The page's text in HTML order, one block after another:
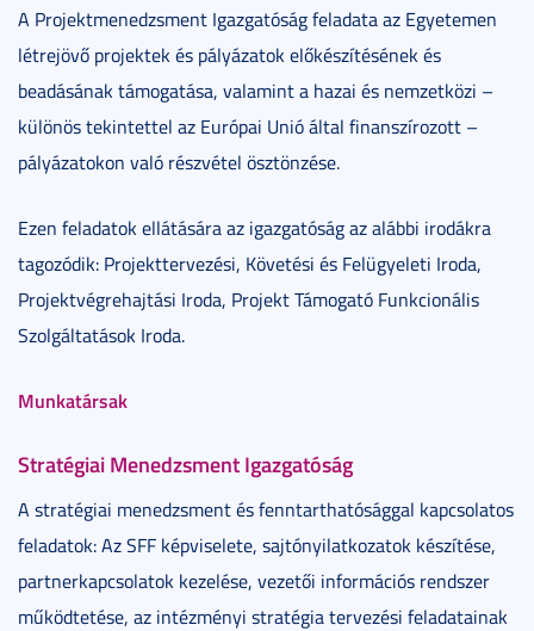
A Projektmenedzsment Igazgatóság feladata az Egyetemen
létrejövő projektek és pályázatok előkészítésének és
beadásának támogatása, valamint a hazai és nemzetközi –
különös tekintettel az Európai Unió által finanszírozott –
pályázatokon való részvétel ösztönzése.
Ezen feladatok ellátására az igazgatóság az alábbi irodákra
tagozódik: Projekttervezési, Követési és Felügyeleti Iroda,
Projektvégrehajtási Iroda, Projekt Támogató Funkcionális
Szolgáltatások Iroda.
Munkatársak
Stratégiai Menedzsment Igazgatóság
A stratégiai menedzsment és fenntarthatósággal kapcsolatos
feladatok: Az SFF képviselete, sajtónyilatkozatok készítése,
partnerkapcsolatok kezelése, vezetői információs rendszer
működtetése, az intézményi stratégia tervezési feladatainak